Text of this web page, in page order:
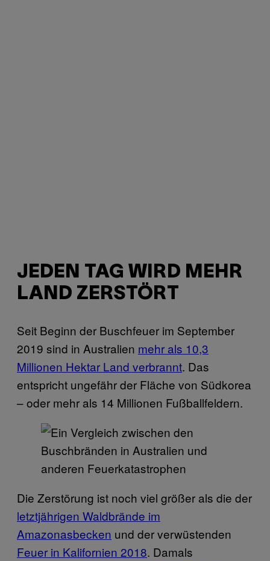
JEDEN TAG WIRD MEHR
LAND ZERSTÖRT
Seit Beginn der Buschfeuer im September
2019 sind in Australien mehr als 10,3
Millionen Hektar Land verbrannt. Das
entspricht ungefähr der Fläche von Südkorea
– oder mehr als 14 Millionen Fußballfeldern.
Die Zerstörung ist noch viel größer als die der
letztjährigen Waldbrände im
Amazonasbecken und der verwüstenden
Feuer in Kalifornien 2018. Damals